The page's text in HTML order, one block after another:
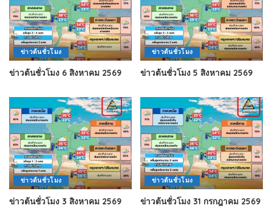
ข่าวต้นชั่วโมง
ข่าวต้นชั่วโมง 6 สิงหาคม 2569
ข่าวต้นชั่วโมง
ข่าวต้นชั่วโมง 5 สิงหาคม 2569
ข่าวต้นชั่วโมง
ข่าวต้นชั่วโมง 3 สิงหาคม 2569
ข่าวต้นชั่วโมง
ข่าวต้นชั่วโมง 31 กรกฎาคม 2569